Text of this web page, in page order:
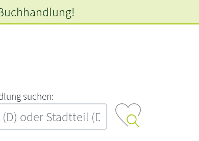
‍s‍u‍c‍h‍e‍n‍:‍